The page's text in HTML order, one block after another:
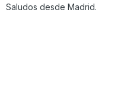
Saludos desde Madrid.